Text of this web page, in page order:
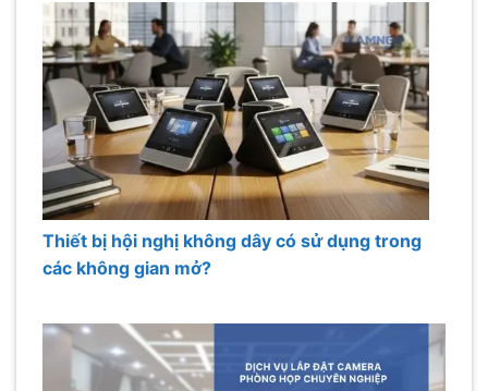
Thiết bị hội nghị không dây có sử dụng trong
các không gian mở?